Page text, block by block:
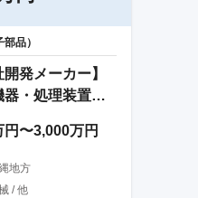
品）
発メーカー】
・処理装置の
円〜3,000万円
地方
/ 他